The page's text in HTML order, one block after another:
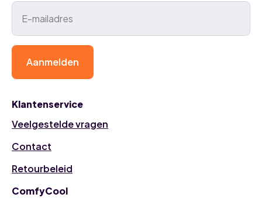
Klantenservice
Veelgestelde vragen
Contact
Retourbeleid
ComfyCool
Aanmelden